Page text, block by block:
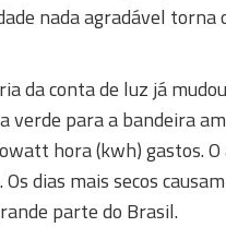
nada agradável torna
da conta de luz já
verde para a bandeira
hora (kwh) gastos.
Os dias mais secos
parte do Brasil.